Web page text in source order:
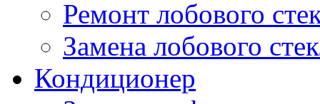
Ремонт лобового
Замена лобового
Кондиционер